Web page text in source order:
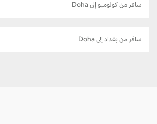
سافر من كولومبو إلى Doha
سافر من بغداد إلى Doha